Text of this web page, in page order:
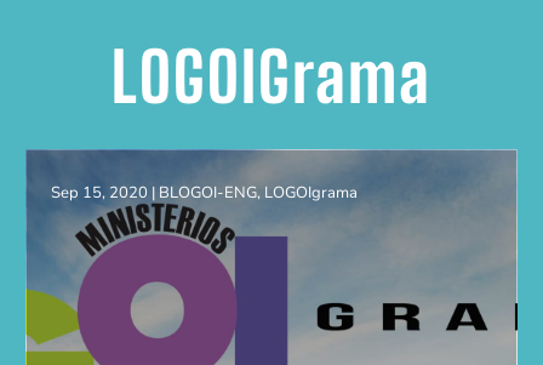
LOGOIGrama
Sep 15, 2020 | BLOGOI-ENG, LOGOIgrama